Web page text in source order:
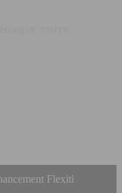
Flexiti